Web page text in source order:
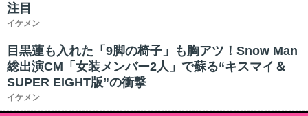
注目
イケメン
目黒蓮も入れた「9脚の椅子」も胸アツ！Snow Man
総出演CM「女装メンバー2人」で蘇る“キスマイ＆
SUPER EIGHT版”の衝撃
イケメン